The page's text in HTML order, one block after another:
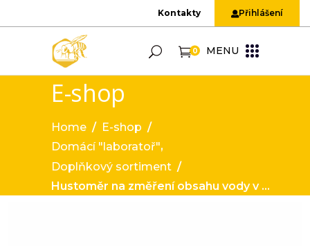
Kontakty Přihlášení
0 MENU
E-shop
Home / E-shop /
Domácí "laboratoř",
Doplňkový sortiment /
Hustoměr na změření obsahu vody v medu